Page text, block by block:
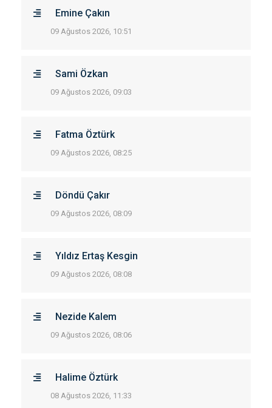
Emine Çakın
09 Ağustos 2026, 10:51
Sami Özkan
09 Ağustos 2026, 09:03
Fatma Öztürk
09 Ağustos 2026, 08:25
Döndü Çakır
09 Ağustos 2026, 08:09
Yıldız Ertaş Kesgin
09 Ağustos 2026, 08:08
Nezide Kalem
09 Ağustos 2026, 08:06
Halime Öztürk
08 Ağustos 2026, 11:33